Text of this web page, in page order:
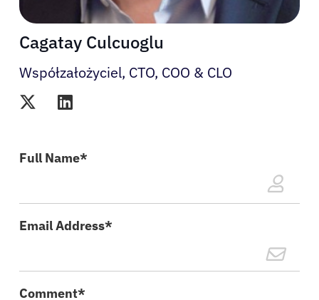
Pacjenci
Lekarze
Rozwiązania
Cagatay Culcuoglu
Współzałożyciel, CTO, COO & CLO
Full Name*
Email Address*
Comment*